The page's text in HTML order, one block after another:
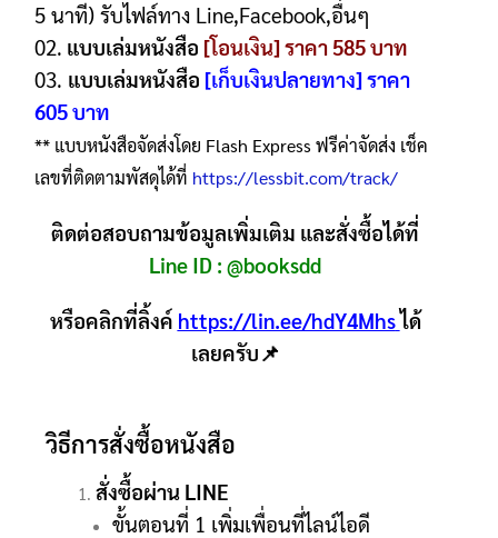
5 นาที) รับไฟล์ทาง Line,Facebook,อื่นๆ
02. แบบเล่มหนังสือ [โอนเงิน] ราคา 585 บาท
03. แบบเล่มหนังสือ [เก็บเงินปลายทาง] ราคา
605 บาท
** แบบหนังสือจัดส่งโดย Flash Express ฟรีค่าจัดส่ง เช็ค
เลขที่ติดตามพัสดุได้ที่ https://lessbit.com/track/
ติดต่อสอบถามข้อมูลเพิ่มเติม และสั่งซื้อได้ที่
Line ID :@booksdd
หรือคลิกที่ลิ้งค์ https://lin.ee/hdY4Mhsได้
เลยครับ📌
วิธีการสั่งซื้อหนังสือ
สั่งซื้อผ่าน LINE
ขั้นตอนที่ 1 เพิ่มเพื่อนที่ไลน์ไอดี